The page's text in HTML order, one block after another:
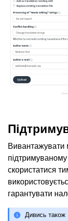
скористатися
гарантувати
Дивись також